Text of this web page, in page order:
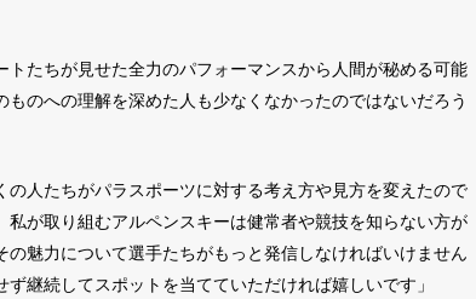
たちが見せた全力のパフォーマンスから人間が秘める可能
のへの理解を深めた人も少なくなかったのではないだろう
の人たちがパラスポーツに対する考え方や見方を変えたので
が取り組むアルペンスキーは健常者や競技を知らない方が
の魅力について選手たちがもっと発信しなければいけません
継続してスポットを当てていただければ嬉しいです」